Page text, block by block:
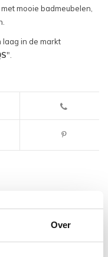
Over
mooie badmeubelen,
in de markt
".